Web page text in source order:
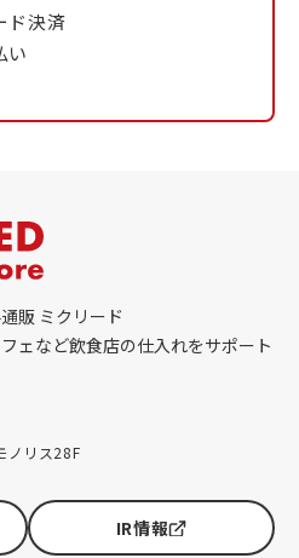
ド決済
い
販 ミクリード
ェなど飲食店の仕入れをサポート
ノリス28F
IR情報